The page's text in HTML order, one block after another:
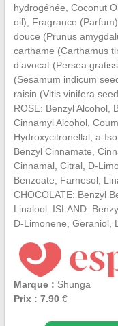
hydrogénée, Coconut
oil), Fragrance
douce (Prunus
carthame (Carthamus
d’avocat (Persea
(Sesamum indicum
raisin (Vitis vinifera
ROSE: Benzyl Alcohol,
Cinnamyl Alcohol,
Hydroxycitronellal, a-
Benzyl Cinnamate,
Cinnamal, Citral, D-
Benzoate, Farnesol,
CHOCOLATE: Benzyl
Linalool. ISLAND:
D-Limonene, Geraniol,
Marque : Shunga
Prix : 7.90€